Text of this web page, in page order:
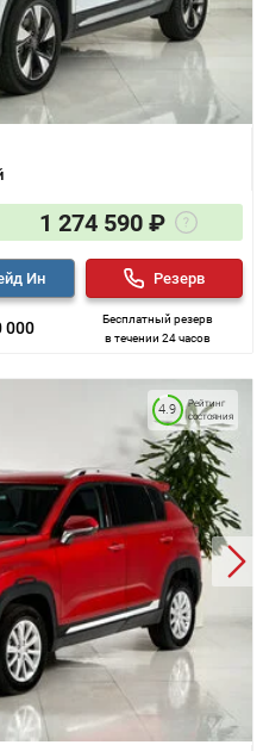
1 274 590 ₽
000
Ин
Бесплатный резерв
в течении 24 часов
Резерв
Рейтинг
состояния
4.9